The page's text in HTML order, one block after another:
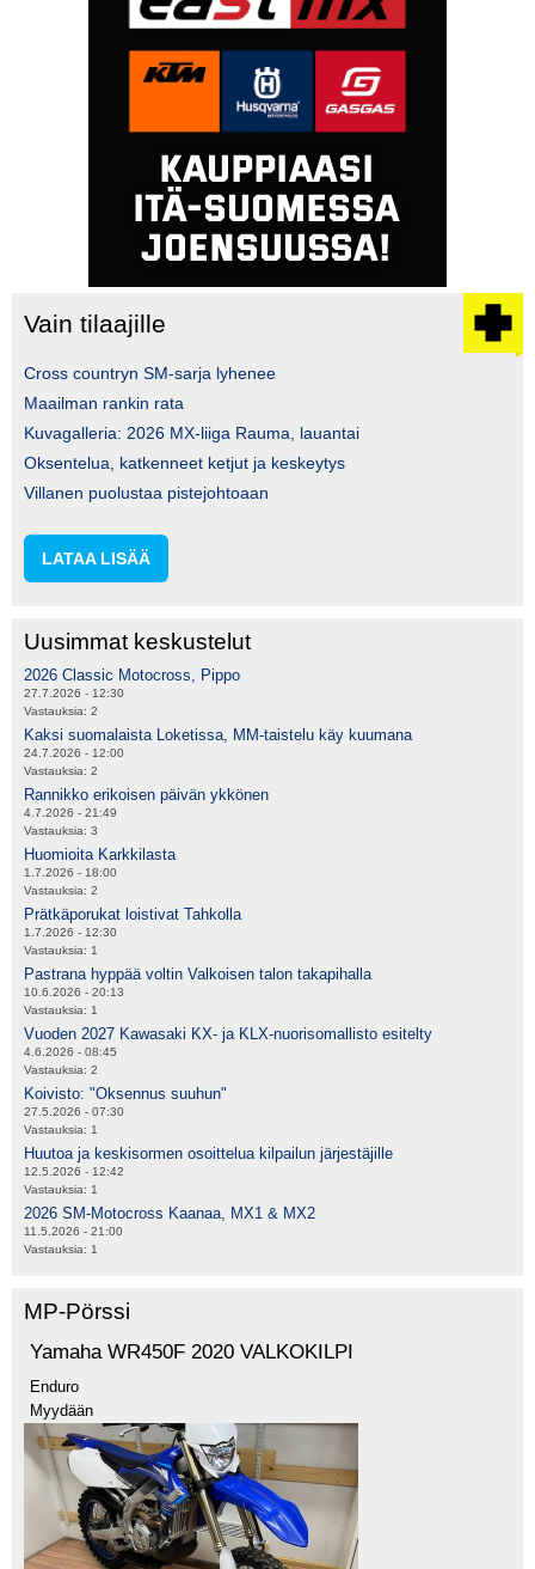
Vain tilaajille
Cross countryn SM-sarja lyhenee
Maailman rankin rata
Kuvagalleria: 2026 MX-liiga Rauma, lauantai
Oksentelua, katkenneet ketjut ja keskeytys
Villanen puolustaa pistejohtoaan
LATAA LISÄÄ
Uusimmat keskustelut
2026 Classic Motocross, Pippo
27.7.2026 - 12:30
Vastauksia: 2
Kaksi suomalaista Loketissa, MM-taistelu käy kuumana
24.7.2026 - 12:00
Vastauksia: 2
Rannikko erikoisen päivän ykkönen
4.7.2026 - 21:49
Vastauksia: 3
Huomioita Karkkilasta
1.7.2026 - 18:00
Vastauksia: 2
Prätkäporukat loistivat Tahkolla
1.7.2026 - 12:30
Vastauksia: 1
Pastrana hyppää voltin Valkoisen talon takapihalla
10.6.2026 - 20:13
Vastauksia: 1
Vuoden 2027 Kawasaki KX- ja KLX-nuorisomallisto esitelty
4.6.2026 - 08:45
Vastauksia: 2
Koivisto: "Oksennus suuhun"
27.5.2026 - 07:30
Vastauksia: 1
Huutoa ja keskisormen osoittelua kilpailun järjestäjille
12.5.2026 - 12:42
Vastauksia: 1
2026 SM-Motocross Kaanaa, MX1 & MX2
11.5.2026 - 21:00
Vastauksia: 1
MP-Pörssi
Yamaha WR450F 2020 VALKOKILPI
Enduro
Myydään